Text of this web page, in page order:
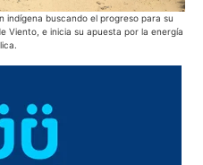
indígena buscando el progreso para su
Viento, e inicia su apuesta por la energía